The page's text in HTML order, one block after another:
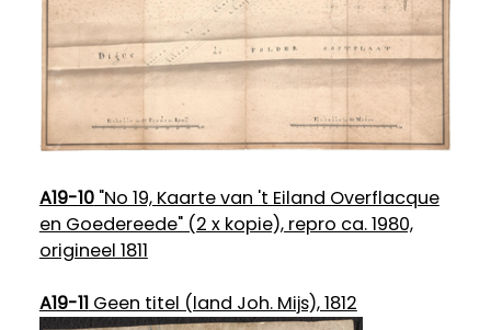
A19-10"No 19, Kaarte van 't Eiland Overflacque
en Goedereede" (2 x kopie), repro ca. 1980,
origineel 1811
A19-11Geen titel (land Joh. Mijs), 1812